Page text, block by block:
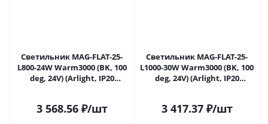
Светильник MAG-FLAT-25-
L800-24W Warm3000 (BK, 100
deg, 24V) (Arlight, IP20
3 568.56₽/шт
Светильник MAG-FLAT-25-
L1000-30W Warm3000 (BK, 100
deg, 24V) (Arlight, IP20
3 417.37₽/шт